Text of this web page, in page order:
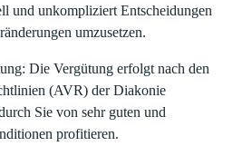
und unkompliziert Entscheidungen
umzusetzen.
Die Vergütung erfolgt nach den
(AVR) der Diakonie
Sie von sehr guten und
profitieren.